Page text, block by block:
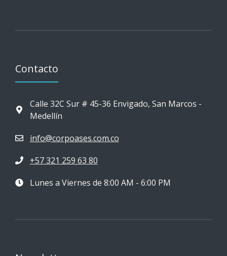
Contacto
Calle 32C Sur # 45-36 Envigado, San Marcos -
Medellín
info@corpoases.com.co
+57 321 259 63 80
Lunes a Viernes de 8:00 AM - 6:00 PM